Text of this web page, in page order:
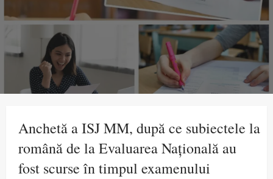
Anchetă a ISJ MM, după ce subiectele la
română de la Evaluarea Națională au
fost scurse în timpul examenului